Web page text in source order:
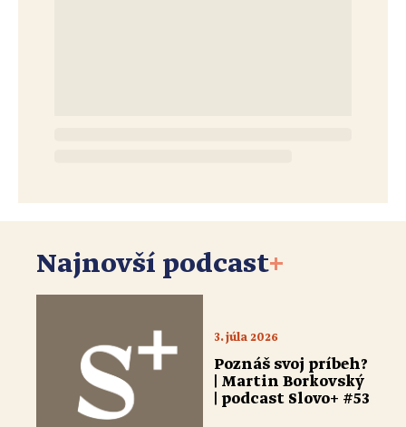
Najnovší podcast+
3. júla 2026
Poznáš svoj príbeh?
| Martin Borkovský
| podcast Slovo+ #53